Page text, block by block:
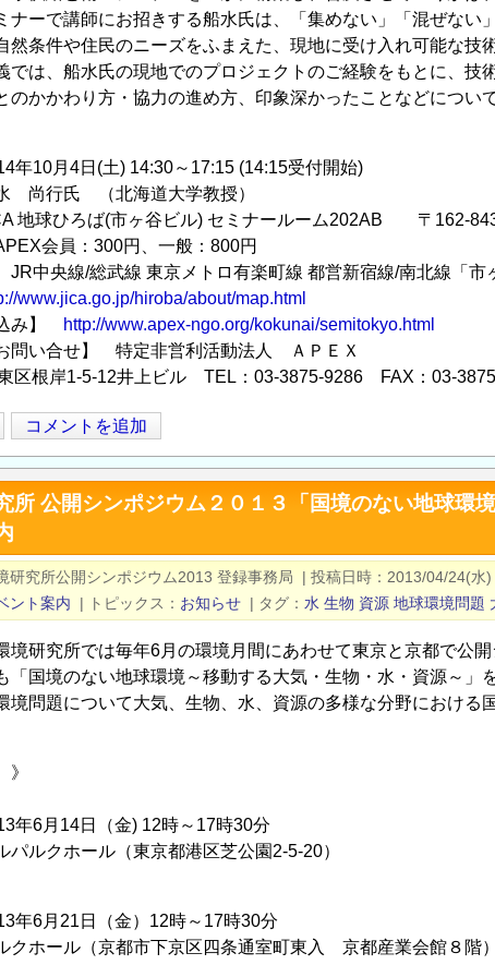
ナーで講師にお招きする船水氏は、「集めない」「混ぜない
然条件や住民のニーズをふまえた、現地に受け入れ可能な技
では、船水氏の現地でのプロジェクトのご経験をもとに、技
のかかわり方・協力の進め方、印象深かったことなどについ
年10月4日(土) 14:30～17:15 (14:15受付開始)
尚行氏 （北海道大学教授）
地球ひろば(市ヶ谷ビル) セミナールーム202AB 〒162-
会員：300円、一般：800円
JR中央線/総武線 東京メトロ有楽町線 都営新宿線/南北線「
www.jica.go.jp/hiroba/about/map.html
み】
http://www.apex-ngo.org/kokunai/semitokyo.html
お問い合せ】 特定非営利活動法人 ＡＰＥＸ
区根岸1-5-12井上ビル TEL：03-3875-9286 FAX：03-
コメントを追加
所 公開シンポジウム２０１３「国境のない地球
研究所公開シンポジウム2013 登録事務局 | 投稿日時
2013/04/24(水
ント案内 | トピックス お知らせ | タグ 水 生物 資源 地球環境問題
境研究所では毎年6月の環境月間にあわせて東京と京都で公
「国境のない地球環境～移動する大気・生物・水・資源～」
境問題について大気、生物、水、資源の多様な分野における
年6月14日（金) 12時～17時30分
パルクホール（東京都港区芝公園2-5-20）
年6月21日（金）12時～17時30分
クホール（京都市下京区四条通室町東入 京都産業会館８階